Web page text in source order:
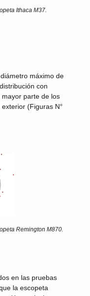
Ithaca M37.
máximo de
con
parte de los
(Figuras N°
Remington M870.
en las pruebas
la escopeta